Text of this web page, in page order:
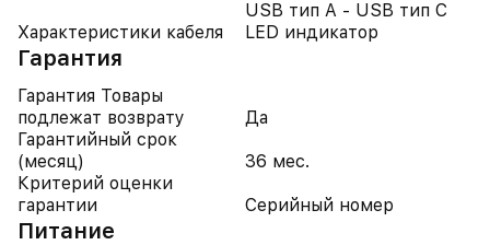
USB тип A - USB тип C
Характеристики кабеля
LED индикатор
Гарантия
Гарантия Товары
подлежат возврату
Да
Гарантийный срок
(месяц)
36 мес.
Критерий оценки
гарантии
Серийный номер
Питание